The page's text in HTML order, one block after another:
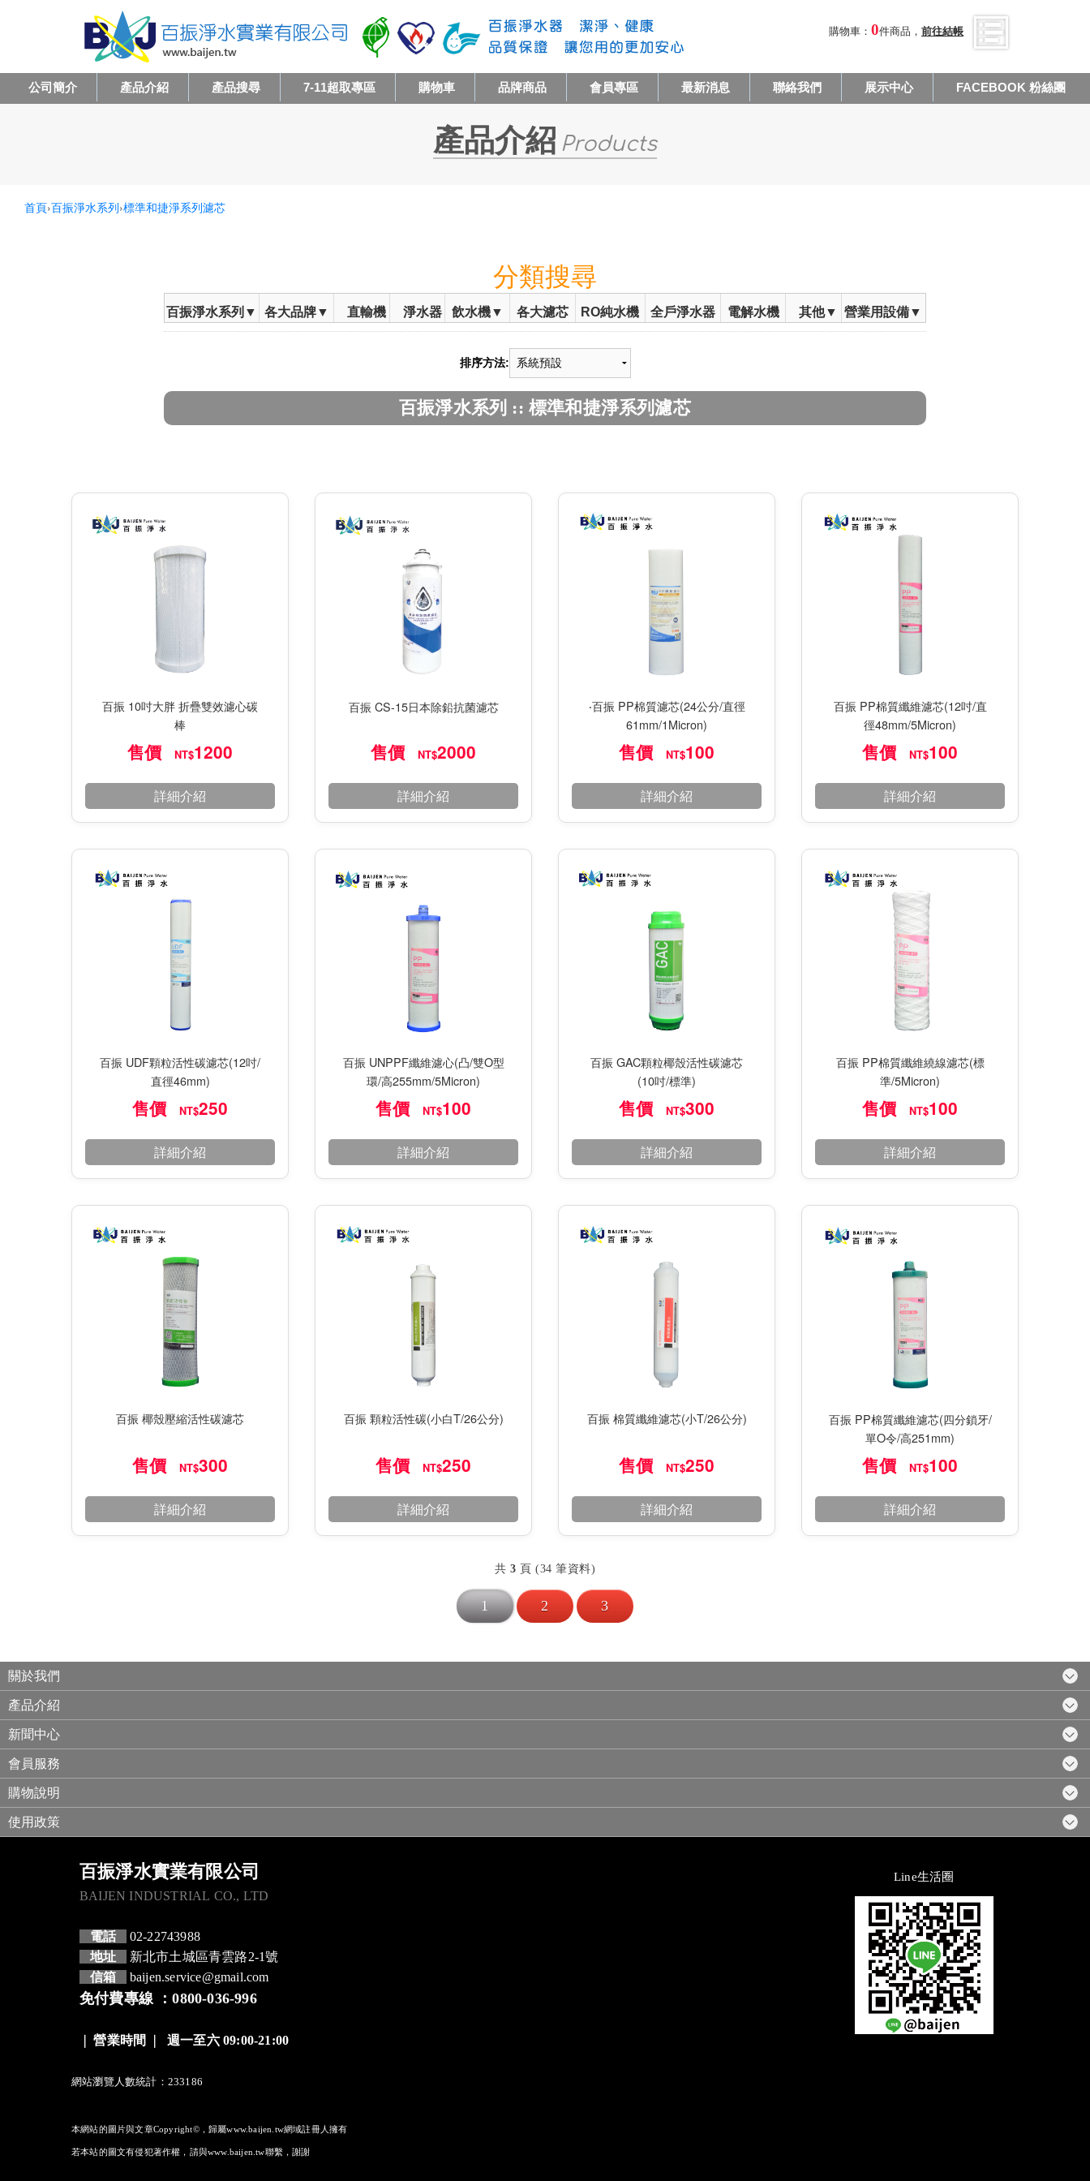
購物車： 0件商品， 前往結帳
公司簡介 產品介紹 產品搜尋 7-11超取專區 購物車 品牌商品 會員專區 最新消息 聯絡我們 展示中心 FACEBOOK 粉絲團
產品介紹 Products
首頁›百振淨水系列›標準和捷淨系列濾芯
分類搜尋
百振淨水系列▼ 各大品牌▼ 直輸機 淨水器 飲水機▼ 各大濾芯 RO純水機 全戶淨水器 電解水機 其他▼ 營業用設備▼
排序方法:
百振淨水系列 :: 標準和捷淨系列濾芯
百振 10吋大胖 折疊雙效濾心碳
棒
售價 NT$1200
詳細介紹
百振 CS-15日本除鉛抗菌濾芯
售價 NT$2000
詳細介紹
‧百振 PP棉質濾芯(24公分/直徑
61mm/1Micron)
售價 NT$100
詳細介紹
百振 PP棉質纖維濾芯(12吋/直
徑48mm/5Micron)
售價 NT$100
詳細介紹
百振 UDF顆粒活性碳濾芯(12吋/
直徑46mm)
售價 NT$250
詳細介紹
百振 UNPPF纖維濾心(凸/雙O型
環/高255mm/5Micron)
售價 NT$100
詳細介紹
百振 GAC顆粒椰殼活性碳濾芯
(10吋/標準)
售價 NT$300
詳細介紹
百振 PP棉質纖維繞線濾芯(標
準/5Micron)
售價 NT$100
詳細介紹
百振 椰殼壓縮活性碳濾芯
售價 NT$300
詳細介紹
百振 顆粒活性碳(小白T/26公分)
售價 NT$250
詳細介紹
百振 棉質纖維濾芯(小T/26公分)
售價 NT$250
詳細介紹
百振 PP棉質纖維濾芯(四分鎖牙/
單O令/高251mm)
售價 NT$100
詳細介紹
共 3 頁 (34 筆資料)
1 2 3
關於我們
產品介紹
新聞中心
會員服務
購物說明
使用政策
百振淨水實業有限公司
BAIJEN INDUSTRIAL CO., LTD
電話
02-22743988
地址
新北市土城區青雲路2-1號
信箱
baijen.service@gmail.com
免付費專線 ：0800-036-996
營業時間 ❘週一至六 09:00-21:00
Line生活圈
網站瀏覽人數統計：233186
本網站的圖片與文章Copyright©，歸屬www.baijen.tw網域註冊人擁有
若本站的圖文有侵犯著作權，請與www.baijen.tw聯繫，謝謝